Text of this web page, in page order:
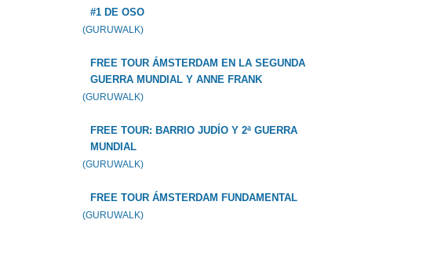
#1 DE OSO
(GURUWALK)
FREE TOUR ÁMSTERDAM EN LA SEGUNDA
GUERRA MUNDIAL Y ANNE FRANK
(GURUWALK)
FREE TOUR: BARRIO JUDÍO Y 2ª GUERRA
MUNDIAL
(GURUWALK)
FREE TOUR ÁMSTERDAM FUNDAMENTAL
(GURUWALK)